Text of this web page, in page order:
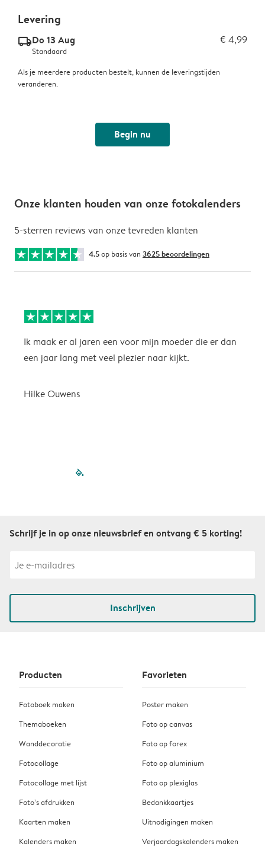
Levering
delivery_standard_v2Do 13 Aug € 4,99
Standaard
Als je meerdere producten bestelt, kunnen de leveringstijden
veranderen.
Begin nu
Onze klanten houden van onze fotokalenders
5-sterren reviews van onze tevreden klanten
4.5op basis van 3625 beoordelingen
Ik maak er al jaren een voor mijn moeder die er dan
een jaar lang met veel plezier naar kijkt.
Hilke Ouwens
filled-pagination
Schrijf je in op onze nieuwsbrief en ontvang € 5 korting!
Inschrijven
Producten
Fotoboek maken
Themaboeken
Wanddecoratie
Fotocollage
Fotocollage met lijst
Foto’s afdrukken
Kaarten maken
Kalenders maken
Favorieten
Poster maken
Foto op canvas
Foto op forex
Foto op aluminium
Foto op plexiglas
Bedankkaartjes
Uitnodigingen maken
Verjaardagskalenders maken